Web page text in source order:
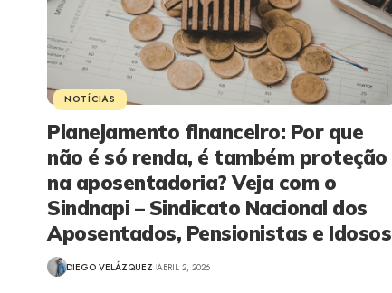
NOTÍCIAS
Planejamento financeiro: Por que
não é só renda, é também proteção
na aposentadoria? Veja com o
Sindnapi – Sindicato Nacional dos
Aposentados, Pensionistas e Idosos
DIEGO VELÁZQUEZ ABRIL 2, 2026